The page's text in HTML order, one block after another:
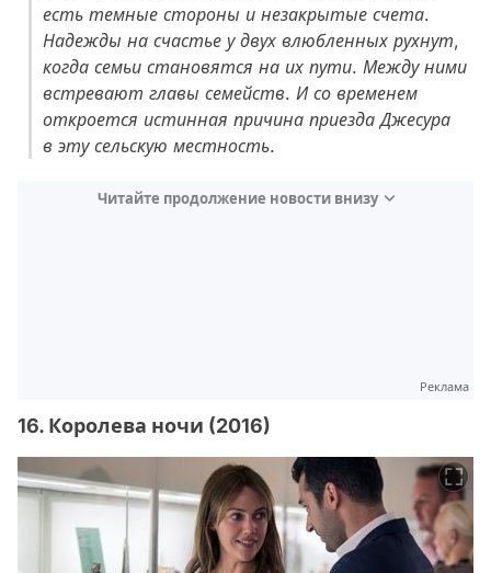
есть темные стороны и незакрытые счета.
Надежды на счастье у двух влюбленных рухнут,
когда семьи становятся на их пути. Между ними
встревают главы семейств. И со временем
откроется истинная причина приезда Джесура
в эту сельскую местность.
Читайте продолжение новости внизу
Реклама
16. Королева ночи (2016)